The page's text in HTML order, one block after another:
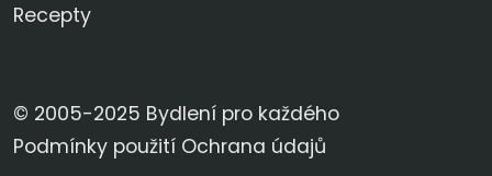
Recepty
© 2005-2025 Bydlení pro každého
Podmínky použití Ochrana údajů